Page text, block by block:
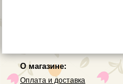
О магазине:
Оплата и доставка